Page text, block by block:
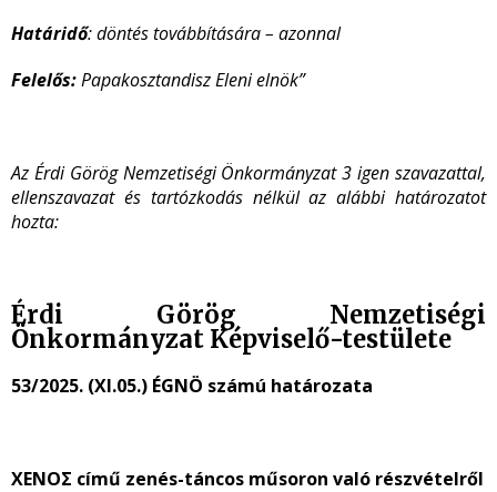
Határidő: döntés továbbítására – azonnal
Felelős:Papakosztandisz Eleni elnök”
Az Érdi Görög Nemzetiségi Önkormányzat 3 igen szavazattal,
ellenszavazat és tartózkodás nélkül az alábbi határozatot
hozta:
Érdi Görög Nemzetiségi
Önkormányzat Képviselő-testülete
53/2025. (XI.05.) ÉGNÖ számú határozata
XENOΣ című zenés-táncos műsoron való részvételről